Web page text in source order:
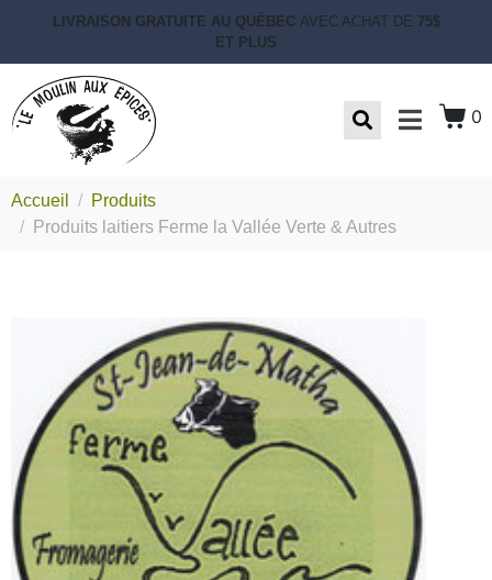
LIVRAISON GRATUITE AU QUÉBEC AVEC ACHAT DE 75$
ET PLUS
0
Accueil
Produits
Produits laitiers Ferme la Vallée Verte & Autres